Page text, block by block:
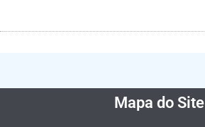
Mapa do Site